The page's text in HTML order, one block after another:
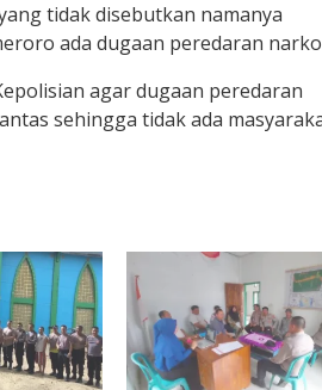
tidak disebutkan namanya
ada dugaan peredaran
agar dugaan peredaran
sehingga tidak ada